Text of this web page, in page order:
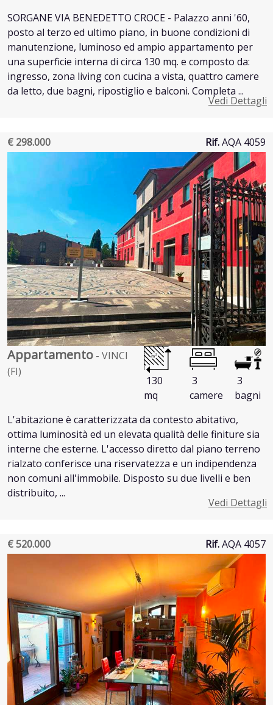
SORGANE VIA BENEDETTO CROCE - Palazzo anni '60,
posto al terzo ed ultimo piano, in buone condizioni di
manutenzione, luminoso ed ampio appartamento per
una superficie interna di circa 130 mq. e composto da:
ingresso, zona living con cucina a vista, quattro camere
da letto, due bagni, ripostiglio e balconi. Completa ...
Vedi Dettagli
€ 298.000 Rif.AQA 4059
Appartamento - VINCI
(FI)
130
mq
3
camere
3
bagni
L'abitazione è caratterizzata da contesto abitativo,
ottima luminosità ed un elevata qualità delle finiture sia
interne che esterne. L'accesso diretto dal piano terreno
rialzato conferisce una riservatezza e un indipendenza
non comuni all'immobile. Disposto su due livelli e ben
distribuito, ...
Vedi Dettagli
€ 520.000 Rif.AQA 4057